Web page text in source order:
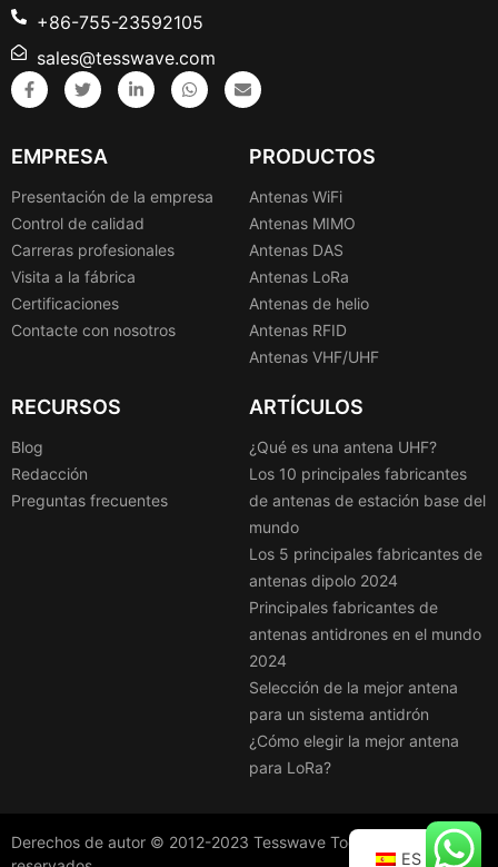
+86-755-23592105
sales@tesswave.com
EMPRESA
Presentación de la empresa
Control de calidad
Carreras profesionales
Visita a la fábrica
Certificaciones
Contacte con nosotros
PRODUCTOS
Antenas WiFi
Antenas MIMO
Antenas DAS
Antenas LoRa
Antenas de helio
Antenas RFID
Antenas VHF/UHF
RECURSOS
Blog
Redacción
Preguntas frecuentes
ARTÍCULOS
¿Qué es una antena UHF?
Los 10 principales fabricantes
de antenas de estación base del
mundo
Los 5 principales fabricantes de
antenas dipolo 2024
Principales fabricantes de
antenas antidrones en el mundo
2024
Selección de la mejor antena
para un sistema antidrón
¿Cómo elegir la mejor antena
para LoRa?
Derechos de autor © 2012-2023 Tesswave Todos los derechos
ES